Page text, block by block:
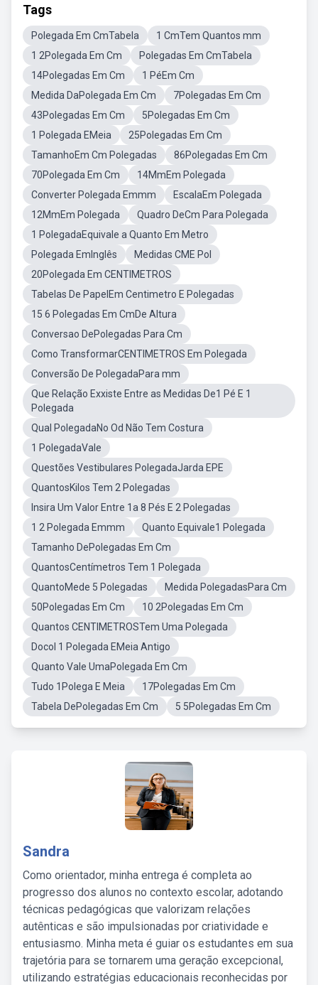
Tags
Polegada Em CmTabela
1 CmTem Quantos mm
1 2Polegada Em Cm
Polegadas Em CmTabela
14Polegadas Em Cm
1 PéEm Cm
Medida DaPolegada Em Cm
7Polegadas Em Cm
43Polegadas Em Cm
5Polegadas Em Cm
1 Polegada EMeia
25Polegadas Em Cm
TamanhoEm Cm Polegadas
86Polegadas Em Cm
70Polegada Em Cm
14MmEm Polegada
Converter Polegada Emmm
EscalaEm Polegada
12MmEm Polegada
Quadro DeCm Para Polegada
1 PolegadaEquivale a Quanto Em Metro
Polegada EmInglês
Medidas CME Pol
20Polegada Em CENTIMETROS
Tabelas De PapelEm Centimetro E Polegadas
15 6 Polegadas Em CmDe Altura
Conversao DePolegadas Para Cm
Como TransformarCENTIMETROS Em Polegada
Conversão De PolegadaPara mm
Que Relação Exxiste Entre as Medidas De1 Pé E 1
Polegada
Qual PolegadaNo Od Não Tem Costura
1 PolegadaVale
Questões Vestibulares PolegadaJarda EPE
QuantosKilos Tem 2 Polegadas
Insira Um Valor Entre 1a 8 Pés E 2 Polegadas
1 2 Polegada Emmm
Quanto Equivale1 Polegada
Tamanho DePolegadas Em Cm
QuantosCentímetros Tem 1 Polegada
QuantoMede 5 Polegadas
Medida PolegadasPara Cm
50Polegadas Em Cm
10 2Polegadas Em Cm
Quantos CENTIMETROSTem Uma Polegada
Docol 1 Polegada EMeia Antigo
Quanto Vale UmaPolegada Em Cm
Tudo 1Polega E Meia
17Polegadas Em Cm
Tabela DePolegadas Em Cm
5 5Polegadas Em Cm
Sandra
Como orientador, minha entrega é completa ao
progresso dos alunos no contexto escolar, adotando
técnicas pedagógicas que valorizam relações
autênticas e são impulsionadas por criatividade e
entusiasmo. Minha meta é guiar os estudantes em sua
trajetória para se tornarem uma geração excepcional,
utilizando estratégias educacionais reconhecidas por